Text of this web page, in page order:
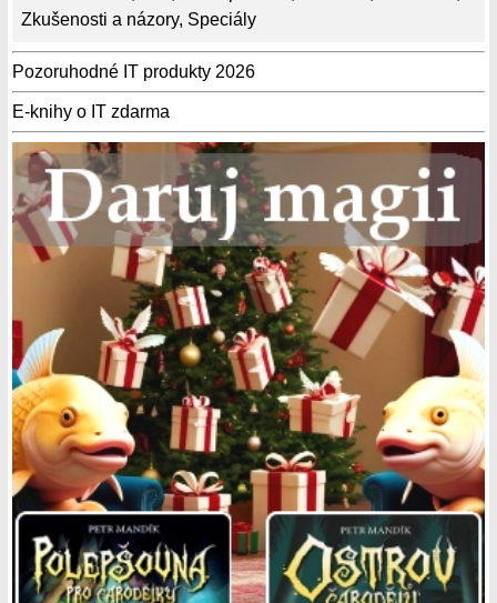
Zkušenosti a názory, Speciály
Pozoruhodné IT produkty 2026
E-knihy o IT zdarma